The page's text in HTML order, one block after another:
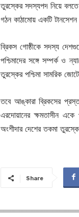
তুরস্কের সদস্যপদ নিয়ে বলতে
গঠন কাঠামোয় একটি টানসেশন
ব্রিকস গোষ্ঠীকে সদস্য
পশ্চিমাদের সঙ্গে সম্পর্ক ও
তুরস্কের পশ্চিমা সামরিক
তবে আঙ্কারা ব্রিকসের
এরদোয়ানের ক্ষমতাসীন
অংশীদার দেশের তকমা
Share